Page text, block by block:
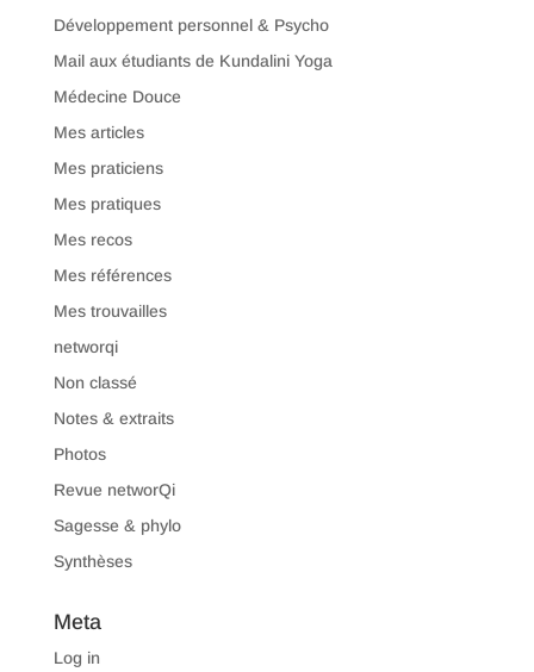
Développement personnel & Psycho
Mail aux étudiants de Kundalini Yoga
Médecine Douce
Mes articles
Mes praticiens
Mes pratiques
Mes recos
Mes références
Mes trouvailles
networqi
Non classé
Notes & extraits
Photos
Revue networQi
Sagesse & phylo
Synthèses
Meta
Log in